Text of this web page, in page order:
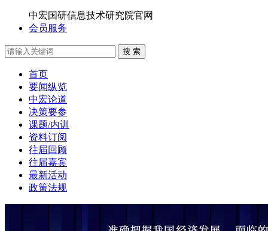
中宏国研信息技术研究院官网
会员服务
搜 索
首页
要闻纵览
中宏论道
决策要参
课题/内训
资料订阅
往届回顾
往届嘉宾
最新活动
政策法规